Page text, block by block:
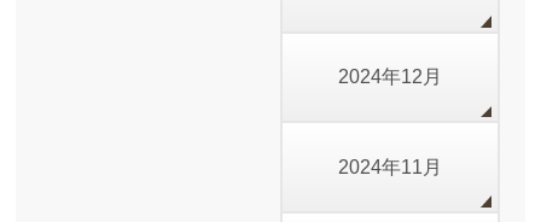
2024年12月
2024年11月